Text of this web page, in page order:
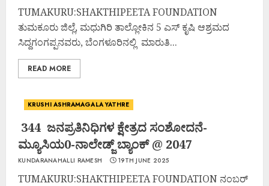
TUMAKURU:SHAKTHIPEETA FOUNDATION
ತುಮಕೂರು ಜಿಲ್ಲೆ, ಮಧುಗಿರಿ ತಾಲ್ಲೋಕಿನ 5 ಎಸ್ ಕೃಷಿ ಆಶ್ರಮದ
ಸಿದ್ದಗಂಗಪ್ಪನವರು, ಬೆಂಗಳೂರಿನಲ್ಲಿ ಮಾರುತಿ...
READ MORE
KRUSHI ASHRAMAGALA YATHRE
344 ಜನಪ್ರತಿನಿಧಿಗಳ ಕ್ಷೇತ್ರದ ಸಂಶೋದನೆ-
ಮ್ಯೂಸಿಯ0-ನಾಲೇಡ್ಜ್ ಬ್ಯಾಂಕ್ @ 2047
KUNDARANAHALLI RAMESH 19TH JUNE 2025
TUMAKURU:SHAKTHIPEETA FOUNDATION ನಂಬರ್